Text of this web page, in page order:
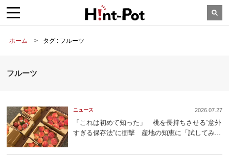
ホーム タグ : フルーツ
フルーツ
ニュース 2026.07.27
「これは初めて知った」 桃を長持ちさせる“意外
すぎる保存法”に衝撃 産地の知恵に「試してみ...